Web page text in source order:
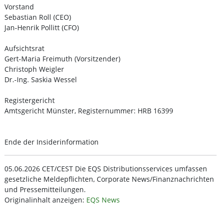
Vorstand
Sebastian Roll (CEO)
Jan-Henrik Pollitt (CFO)
Aufsichtsrat
Gert-Maria Freimuth (Vorsitzender)
Christoph Weigler
Dr.-Ing. Saskia Wessel
Registergericht
Amtsgericht Münster, Registernummer: HRB 16399
Ende der Insiderinformation
05.06.2026 CET/CEST Die EQS Distributionsservices umfassen
gesetzliche Meldepflichten, Corporate News/Finanznachrichten
und Pressemitteilungen.
Originalinhalt anzeigen: EQS News